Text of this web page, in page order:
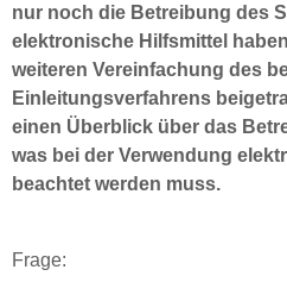
nur noch die Betreibung des
elektronische Hilfsmittel
weiteren Vereinfachung des
Einleitungsverfahrens
einen Überblick über das
was bei der Verwendung
beachtet werden muss.
Frage: